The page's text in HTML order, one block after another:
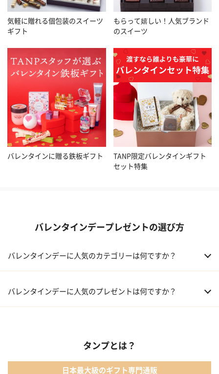
気軽に贈れる個包装のスイーツ
ギフト
もらって嬉しい！人気ブランド
のスイーツ
バレンタインに贈る鉄板ギフト
TANP限定バレンタインギフト
セット特集
バレンタインデープレゼントの選び方
バレンタインデーに人気のカテゴリーは何ですか？
02 メイクアップ
04 ファッション小物
バレンタインデーに人気のプレゼントは何ですか？
02 【名入れギフト】フラワーティントリップ［日本限定ピンクゴ
タンプとは？
日本最大級のギフト専門通販